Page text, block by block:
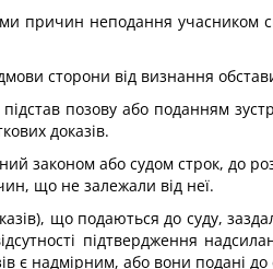
причин неподання учасником
сторони від визнання
позову або поданням
доказів.
законом або судом строк, до
що не залежали від неї.
що подаються до суду,
підтвердження
є надмірним, або вони подані